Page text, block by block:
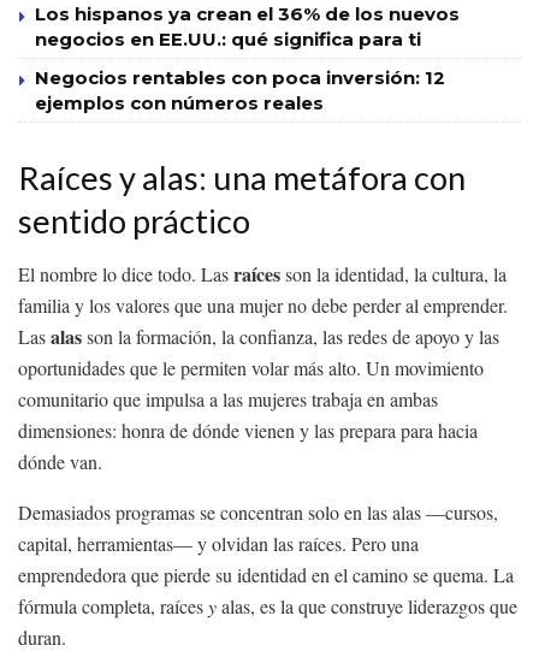
Los hispanos ya crean el 36% de los nuevos
negocios en EE.UU.: qué significa para ti
Negocios rentables con poca inversión: 12
ejemplos con números reales
Raíces y alas: una metáfora con
sentido práctico
El nombre lo dice todo. Lasraícesson la identidad, la cultura, la
familia y los valores que una mujer no debe perder al emprender.
Lasalasson la formación, la confianza, las redes de apoyo y las
oportunidades que le permiten volar más alto. Un movimiento
comunitario que impulsa a las mujeres trabaja en ambas
dimensiones: honra de dónde vienen y las prepara para hacia
dónde van.
Demasiados programas se concentran solo en las alas —cursos,
capital, herramientas— y olvidan las raíces. Pero una
emprendedora que pierde su identidad en el camino se quema. La
fórmula completa, raícesyalas, es la que construye liderazgos que
duran.